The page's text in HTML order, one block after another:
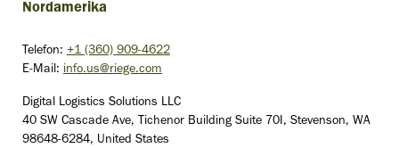
Nordamerika
Telefon: +1 (360) 909-4622
E-Mail: info.us@riege.com
Digital Logistics Solutions LLC
40 SW Cascade Ave, Tichenor Building Suite 70I, Stevenson, WA
98648-6284, United States